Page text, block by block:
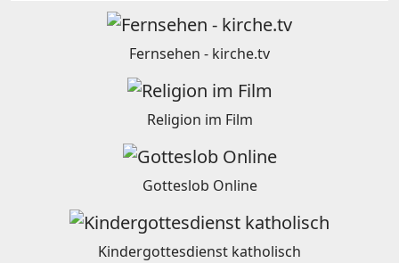
Fernsehen - kirche.tv
Religion im Film
Gotteslob Online
Kindergottesdienst katholisch